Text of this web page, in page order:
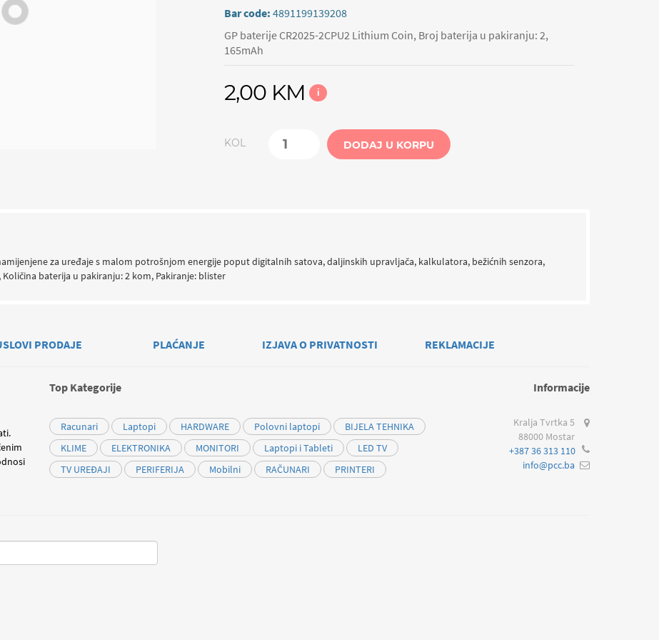
Bar code:4891199139208
GP baterije CR2025-2CPU2 Lithium Coin, Broj baterija u pakiranju: 2,
165mAh
2,00 KM i
KOL DODAJ U KORPU
za uređaje s malom potrošnjom energije poput digitalnih satova, daljinskih upravljača, kalkulatora, bežićnih senzora,
baterija u pakiranju: 2 kom, Pakiranje: blister
PRODAJE PLAĆANJE IZJAVA O PRIVATNOSTI REKLAMACIJE
Top Kategorije
Racunari Laptopi HARDWARE Polovni laptopi
BIJELA TEHNIKA
KLIME
ELEKTRONIKA MONITORI Laptopi i Tableti
LED TV
TV UREĐAJI
PERIFERIJA Mobilni RAČUNARI PRINTERI
Informacije
Kralja Tvrtka 5
88000 Mostar
+387 36 313 110
info@pcc.ba